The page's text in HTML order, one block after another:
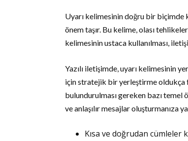
Uyarı kelimesinin doğru bir biçimde
önem taşır. Bu kelime, olası
kelimesinin ustaca kullanılması,
Yazılı iletişimde, uyarı kelimesinin
için stratejik bir yerleştirme oldukça
bulundurulması gereken bazı
ve anlaşılır mesajlar oluşturmanıza
Kısa ve doğrudan cümleler